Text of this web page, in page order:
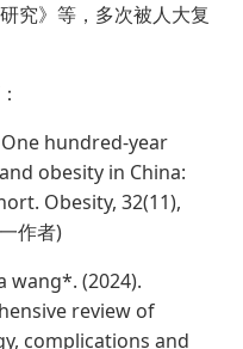
究》等，多次被人大复
One hundred‐year
obesity in China:
Obesity, 32(11),
作者)
wang*. (2024).
review of
complications and